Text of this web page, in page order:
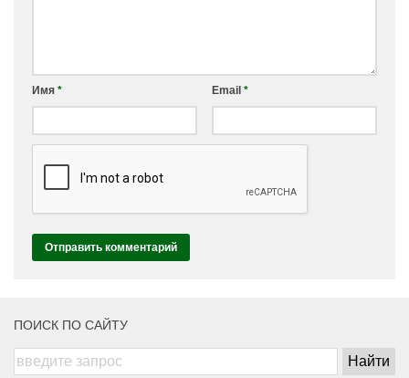
Имя * Email *
ПОИСК ПО САЙТУ